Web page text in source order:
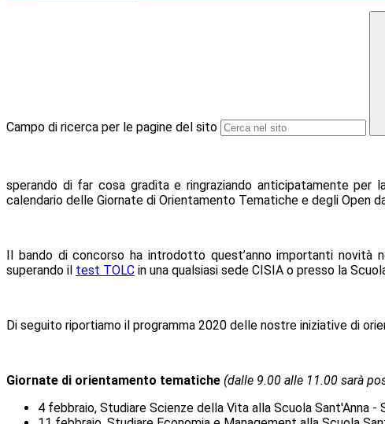
Campo di ricerca per le pagine del sito
sperando di far cosa gradita e ringraziando anticipatamente per
calendario delle Giornate di Orientamento Tematiche e degli Open
Il bando di concorso ha introdotto quest’anno importanti
superando il test TOLC in una qualsiasi sede CISIA o presso la
Di seguito riportiamo il programma 2020 delle nostre iniziative di
Giornate di orientamento tematiche (dalle 9.00 alle 11.00 sarà
4 febbraio, Studiare Scienze della Vita alla Scuola Sant'Anna